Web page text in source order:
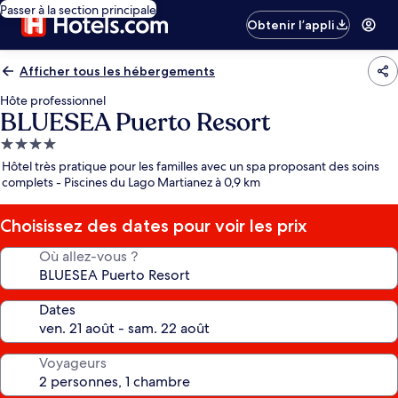
Passer à la section principale
Obtenir l’appli
Afficher tous les hébergements
Hôte professionnel
BLUESEA Puerto Resort
Hébergement
4.0 étoiles
Hôtel très pratique pour les familles avec un spa proposant des soins
complets - Piscines du Lago Martianez à 0,9 km
Choisissez des dates pour voir les prix
Où allez-vous ?
Dates
Voyageurs